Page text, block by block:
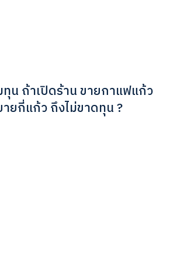
น ถ้าเปิดร้าน ขายกาแฟแก้ว
ยกี่แก้ว ถึงไม่ขาดทุน ?